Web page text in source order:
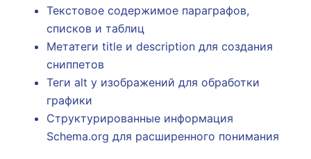
Текстовое содержимое параграфов,
списков и таблиц
Метатеги title и description для создания
сниппетов
Теги alt у изображений для обработки
графики
Структурированные информация
Schema.org для расширенного понимания